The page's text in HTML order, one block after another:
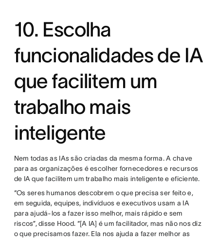
10. Escolha
funcionalidades de IA
que facilitem um
trabalho mais
inteligente
Nem todas as IAs são criadas da mesma forma. A chave
para as organizações é escolher fornecedores e recursos
de IA que facilitem um trabalho mais inteligente e eficiente.
“Os seres humanos descobrem o que precisa ser feito e,
em seguida, equipes, indivíduos e executivos usam a IA
para ajudá-los a fazer isso melhor, mais rápido e sem
riscos”, disse Hood. “[A IA] é um facilitador, mas não nos diz
o que precisamos fazer. Ela nos ajuda a fazer melhor as